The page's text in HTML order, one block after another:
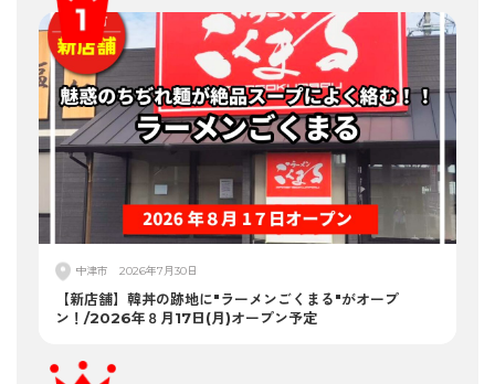
中津市 2026年7月30日
【新店舗】韓丼の跡地に"ラーメンごくまる"がオープ
ン！/2026年８月17日(月)オープン予定